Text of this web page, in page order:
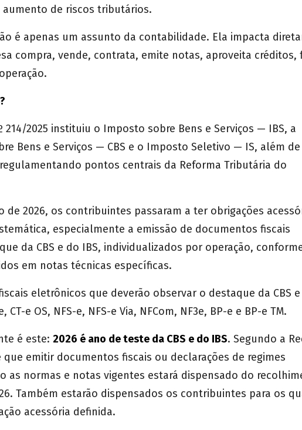
de riscos tributários.
é apenas um assunto da contabilidade. Ela impacta
compra, vende, contrata, emite notas, aproveita créditos,
214/2025 instituiu o Imposto sobre Bens e Serviços — IBS, a
Bens e Serviços — CBS e o Imposto Seletivo — IS, além
pontos centrais da Reforma Tributária do
de 2026, os contribuintes passaram a ter obrigações
especialmente a emissão de documentos fiscais
da CBS e do IBS, individualizados por operação,
em notas técnicas específicas.
eletrônicos que deverão observar o destaque da CBS e
CT-e OS, NFS-e, NFS-e Via, NFCom, NF3e, BP-e e BP-e TM.
é este: 2026 é ano de teste da CBS e do IBS. Segundo a
emitir documentos fiscais ou declarações de regimes
as normas e notas vigentes estará dispensado do
Também estarão dispensados os contribuintes para os
acessória definida.